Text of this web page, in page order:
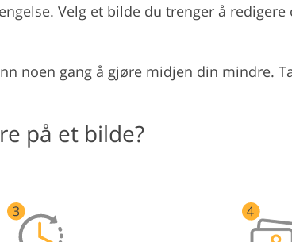
Velg et bilde du trenger å redigere
noen gang å gjøre midjen din mindre.
på et bilde?